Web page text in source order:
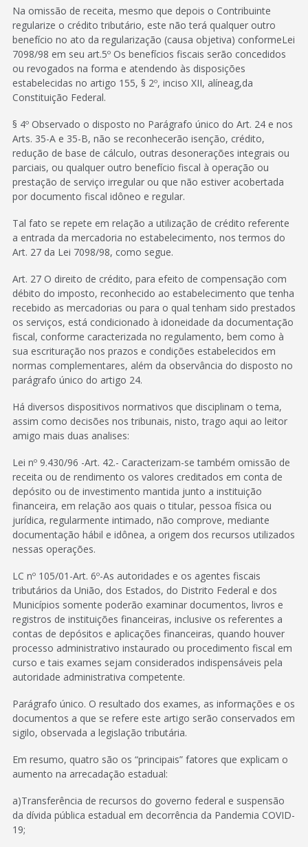
Na omissão de receita, mesmo que depois o Contribuinte
regularize o crédito tributário, este não terá qualquer outro
benefício no ato da regularização (causa objetiva) conformeLei
7098/98 em seu art.5º Os benefícios fiscais serão concedidos
ou revogados na forma e atendendo às disposições
estabelecidas no artigo 155, § 2º, inciso XII, alíneag,da
Constituição Federal.
§ 4º Observado o disposto no Parágrafo único do Art. 24 e nos
Arts. 35-A e 35-B, não se reconhecerão isenção, crédito,
redução de base de cálculo, outras desonerações integrais ou
parciais, ou qualquer outro benefício fiscal à operação ou
prestação de serviço irregular ou que não estiver acobertada
por documento fiscal idôneo e regular.
Tal fato se repete em relação a utilização de crédito referente
a entrada da mercadoria no estabelecimento, nos termos do
Art. 27 da Lei 7098/98, como segue.
Art. 27 O direito de crédito, para efeito de compensação com
débito do imposto, reconhecido ao estabelecimento que tenha
recebido as mercadorias ou para o qual tenham sido prestados
os serviços, está condicionado à idoneidade da documentação
fiscal, conforme caracterizada no regulamento, bem como à
sua escrituração nos prazos e condições estabelecidos em
normas complementares, além da observância do disposto no
parágrafo único do artigo 24.
Há diversos dispositivos normativos que disciplinam o tema,
assim como decisões nos tribunais, nisto, trago aqui ao leitor
amigo mais duas analises:
Lei nº 9.430/96 -Art. 42.- Caracterizam-se também omissão de
receita ou de rendimento os valores creditados em conta de
depósito ou de investimento mantida junto a instituição
financeira, em relação aos quais o titular, pessoa física ou
jurídica, regularmente intimado, não comprove, mediante
documentação hábil e idônea, a origem dos recursos utilizados
nessas operações.
LC nº 105/01-Art. 6º-As autoridades e os agentes fiscais
tributários da União, dos Estados, do Distrito Federal e dos
Municípios somente poderão examinar documentos, livros e
registros de instituições financeiras, inclusive os referentes a
contas de depósitos e aplicações financeiras, quando houver
processo administrativo instaurado ou procedimento fiscal em
curso e tais exames sejam considerados indispensáveis pela
autoridade administrativa competente.
Parágrafo único. O resultado dos exames, as informações e os
documentos a que se refere este artigo serão conservados em
sigilo, observada a legislação tributária.
Em resumo, quatro são os “principais” fatores que explicam o
aumento na arrecadação estadual:
a)Transferência de recursos do governo federal e suspensão
da dívida pública estadual em decorrência da Pandemia COVID-
19;